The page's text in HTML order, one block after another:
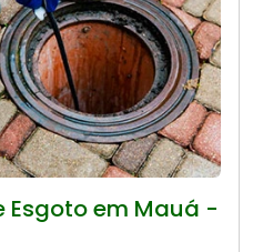
Esgoto em Mauá -